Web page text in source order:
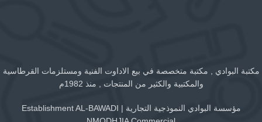
مكتبة البوادي , مكتبة متخصصة في بيع الاداوت الفنية ومستلزمات القرطاسية
والمكتبية والكثير من المنتجات , منذ 1982م
مؤسسة البوادي النموذجية التجارية | Establishment AL-BAWADI